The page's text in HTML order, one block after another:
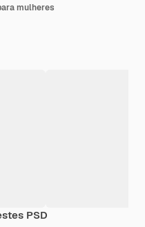
mulheres
PSD